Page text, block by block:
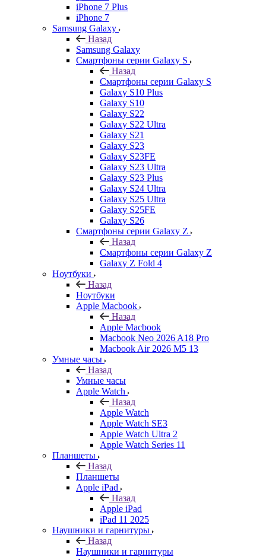
iPhone 7 Plus
iPhone 7
Samsung Galaxy
Назад
Samsung Galaxy
Смартфоны серии Galaxy S
Назад
Смартфоны серии Galaxy S
Galaxy S10 Plus
Galaxy S10
Galaxy S22
Galaxy S22 Ultra
Galaxy S21
Galaxy S23
Galaxy S23FE
Galaxy S23 Ultra
Galaxy S23 Plus
Galaxy S24 Ultra
Galaxy S25 Ultra
Galaxy S25FE
Galaxy S26
Смартфоны серии Galaxy Z
Назад
Смартфоны серии Galaxy Z
Galaxy Z Fold 4
Ноутбуки
Назад
Ноутбуки
Apple Macbook
Назад
Apple Macbook
Macbook Neo 2026 A18 Pro
Macbook Air 2026 M5 13
Умные часы
Назад
Умные часы
Apple Watch
Назад
Apple Watch
Apple Watch SE3
Apple Watch Ultra 2
Apple Watch Series 11
Планшеты
Назад
Планшеты
Apple iPad
Назад
Apple iPad
iPad 11 2025
Наушники и гарнитуры
Назад
Наушники и гарнитуры